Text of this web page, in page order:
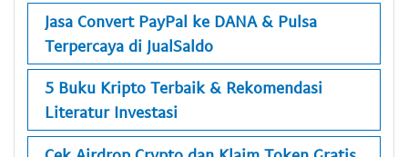
Jasa Convert PayPal ke DANA & Pulsa
Terpercaya di JualSaldo
5 Buku Kripto Terbaik & Rekomendasi
Literatur Investasi